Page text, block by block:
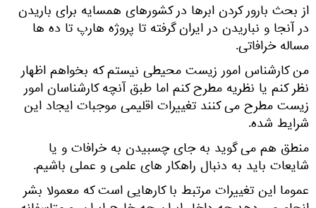
از بحث بارور کردن ابرها در کشورهای همسایه برای باریدن
در آنجا و نباریدن در ایران گرفته تا پروژه هارپ تا ده ها
مساله خرافاتی.
من کارشناس امور زیست محیطی نیستم که بخواهم اظهار
نظر کنم یا نظریه مطرح کنم اما طبق آنچه کارشناسان امور
زیست مطرح می کنند تغییرات اقلیمی موجبات ایجاد این
شرایط شده.
منطق هم می گوید به جای چسبیدن به خرافات و یا
شایعات باید به دنبال راهکار های علمی و عملی باشیم.
عموما این تغییرات مرتبط با کارهایی است که معمولا بشر